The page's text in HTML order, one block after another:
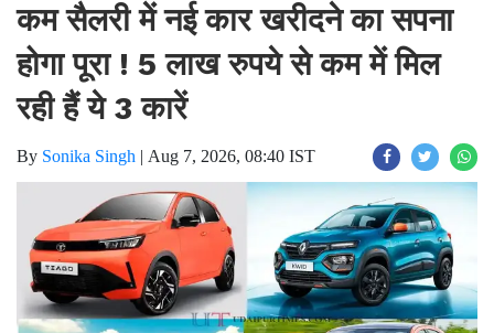
कम सैलरी में नई कार खरीदने का सपना
होगा पूरा ! 5 लाख रुपये से कम में मिल
रही हैं ये 3 कारें
By Sonika Singh | Aug 7, 2026, 08:40 IST